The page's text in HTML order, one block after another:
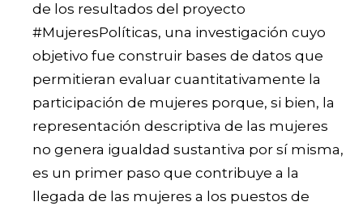
de los resultados del proyecto
#MujeresPolíticas, una investigación cuyo
objetivo fue construir bases de datos que
permitieran evaluar cuantitativamente la
participación de mujeres porque, si bien, la
representación descriptiva de las mujeres
no genera igualdad sustantiva por sí misma,
es un primer paso que contribuye a la
llegada de las mujeres a los puestos de